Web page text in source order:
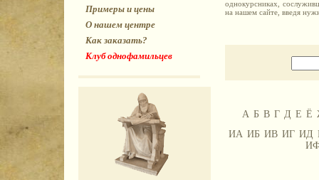
Примеры и цены
О нашем центре
Как заказать?
Клуб однофамильцев
однокурсниках,
на нашем сайте, введя
А Б В Г Д Е Ё
ИА ИБ ИВ ИГ ИД